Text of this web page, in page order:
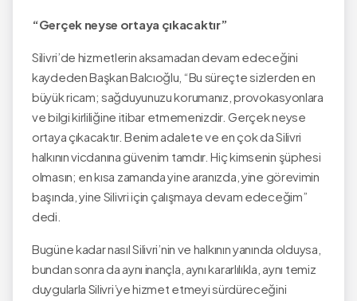
“Gerçek neyse ortaya çıkacaktır”
Silivri’de hizmetlerin aksamadan devam edeceğini
kaydeden Başkan Balcıoğlu, “Bu süreçte sizlerden en
büyük ricam; sağduyunuzu korumanız, provokasyonlara
ve bilgi kirliliğine itibar etmemenizdir. Gerçek neyse
ortaya çıkacaktır. Benim adalete ve en çok da Silivri
halkının vicdanına güvenim tamdır. Hiç kimsenin şüphesi
olmasın; en kısa zamanda yine aranızda, yine görevimin
başında, yine Silivri için çalışmaya devam edeceğim”
dedi.
Bugüne kadar nasıl Silivri’nin ve halkının yanında olduysa,
bundan sonra da aynı inançla, aynı kararlılıkla, aynı temiz
duygularla Silivri’ye hizmet etmeyi sürdüreceğini